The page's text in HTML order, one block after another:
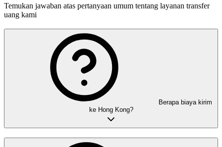
Temukan jawaban atas pertanyaan umum tentang layanan transfer
uang kami
Berapa biaya kirim
ke Hong Kong?